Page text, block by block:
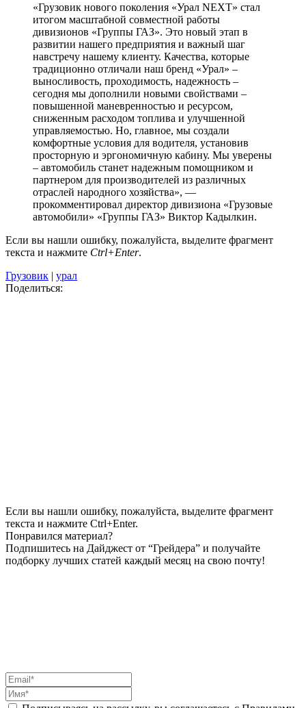
«Грузовик нового поколения «Урал NEXT» стал
итогом масштабной совместной работы
дивизионов «Группы ГАЗ». Это новый этап в
развитии нашего предприятия и важный шаг
навстречу нашему клиенту. Качества, которые
традиционно отличали наш бренд «Урал» –
выносливость, проходимость, надежность –
сегодня мы дополнили новыми свойствами –
повышенной маневренностью и ресурсом,
сниженным расходом топлива и улучшенной
управляемостью. Но, главное, мы создали
комфортные условия для водителя, установив
просторную и эргономичную кабину. Мы уверены
– автомобиль станет надежным помощником и
партнером для производителей из различных
отраслей народного хозяйства», —
прокомментировал директор дивизиона «Грузовые
автомобили» «Группы ГАЗ» Виктор Кадылкин.
Если вы нашли ошибку, пожалуйста, выделите фрагмент
текста и нажмите Ctrl+Enter.
Грузовик | урал
Поделиться:
Если вы нашли ошибку, пожалуйста, выделите фрагмент
текста и нажмите Ctrl+Enter.
Понравился материал?
Подпишитесь на Дайджест от “Грейдера” и получайте
подборку лучших статей каждый месяц на свою почту!